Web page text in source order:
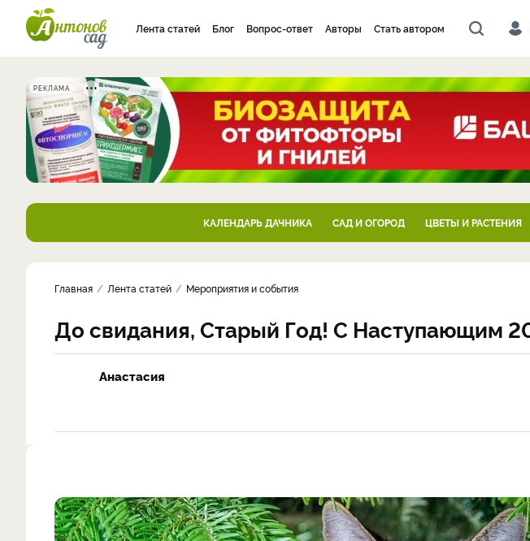
Лента статей Блог Вопрос-ответ Авторы Стать автором
РЕКЛАМА
КАЛЕНДАРЬ ДАЧНИКА САД И ОГОРОД ЦВЕТЫ И РАСТЕНИЯ
Главная Лента статей Мероприятия и события
До свидания, Старый Год! С Наступающим
Анастасия